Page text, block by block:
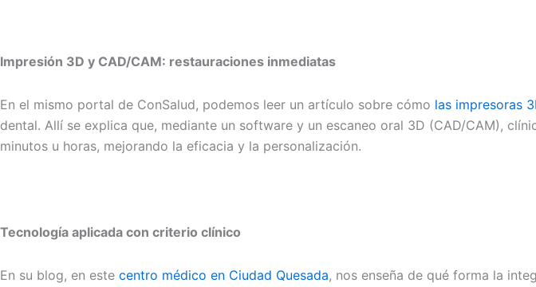
Impresión 3D y CAD/CAM: restauraciones inmediatas
En el mismo portal de ConSalud, podemos leer un artículo sobre cómo las impresoras
dental. Allí se explica que, mediante un software y un escaneo oral 3D (CAD/CAM),
minutos u horas, mejorando la eficacia y la personalización.
Tecnología aplicada con criterio clínico
En su blog, en este centro médico en Ciudad Quesada, nos enseña de qué forma la